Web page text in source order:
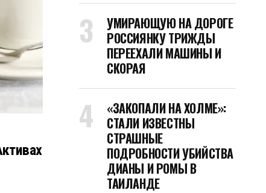
УМИРАЮЩУЮ НА ДОРОГЕ
РОССИЯНКУ ТРИЖДЫ
ПЕРЕЕХАЛИ МАШИНЫ И
СКОРАЯ
«ЗАКОПАЛИ НА ХОЛМЕ»:
СТАЛИ ИЗВЕСТНЫ
СТРАШНЫЕ
ПОДРОБНОСТИ УБИЙСТВА
ДИАНЫ И РОМЫ В
ТАИЛАНДЕ